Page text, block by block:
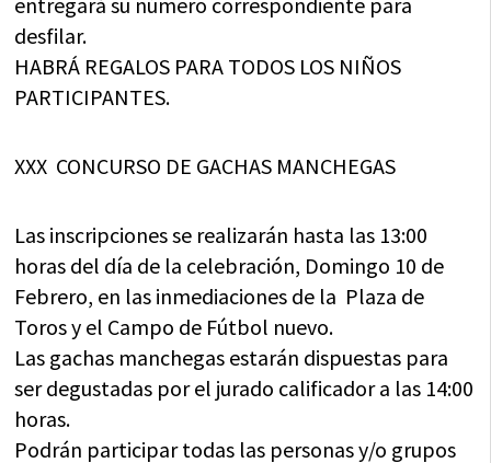
desfilar.
HABRÁ REGALOS PARA TODOS LOS NIÑOS
PARTICIPANTES.
XXX CONCURSO DE GACHAS MANCHEGAS
Las inscripciones se realizarán hasta las 13:00
horas del día de la celebración, Domingo 10 de
Febrero, en las inmediaciones de la Plaza de
Toros y el Campo de Fútbol nuevo.
Las gachas manchegas estarán dispuestas para
ser degustadas por el jurado calificador a las 14:00
horas.
Podrán participar todas las personas y/o grupos